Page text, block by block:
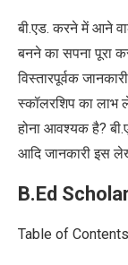
बी.एड. करने में आने
बनने का सपना पूरा
विस्तारपूर्वक
स्कॉलरशिप का लाभ
होना आवश्यक है?
आदि जानकारी इस
B.Ed
Table of Contents